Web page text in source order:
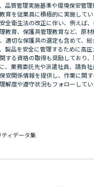
品質管理実施基準や環境保安管
育を従業員に積極的に実施して
全衛生法の改正に伴い、例えば
教育、保護具管理教育など、原
適切な保護具の選定も含めて、
製品を安全に管理するために高
する資格の取得も奨励しており
、業務委託先や派遣社員、請負
安関係情報を提供し、作業に関
解度や遵守状況もフォローしてい
ィデータ集